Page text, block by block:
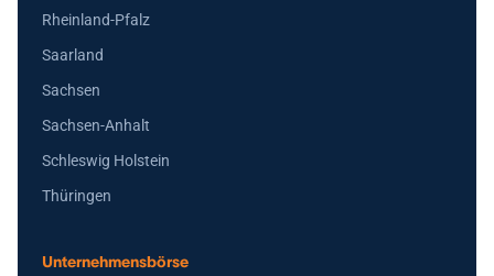
Rheinland-Pfalz
Saarland
Sachsen
Sachsen-Anhalt
Schleswig Holstein
Thüringen
Unternehmensbörse